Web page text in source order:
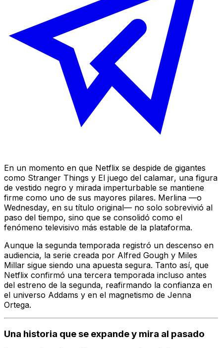
En un momento en que Netflix se despide de gigantes
como Stranger Things y El juego del calamar, una figura
de vestido negro y mirada imperturbable se mantiene
firme como uno de sus mayores pilares. Merlina —o
Wednesday, en su título original— no solo sobrevivió al
paso del tiempo, sino que se consolidó como el
fenómeno televisivo más estable de la plataforma.
Aunque la segunda temporada registró un descenso en
audiencia, la serie creada por Alfred Gough y Miles
Millar sigue siendo una apuesta segura. Tanto así, que
Netflix confirmó una tercera temporada incluso antes
del estreno de la segunda, reafirmando la confianza en
el universo Addams y en el magnetismo de Jenna
Ortega.
Una historia que se expande y mira al pasado